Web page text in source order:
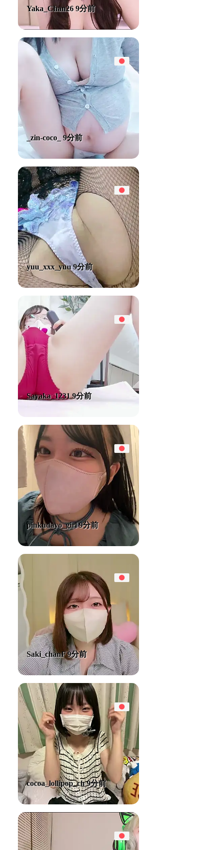
Yaka_Chan26 9分前
_zin-coco_ 9分前
yuu_xxx_yuu 9分前
Sayaka_1231 9分前
pinkudayo_girl 9分前
Saki_chanF 9分前
cocoa_lollipop_ch 9分前